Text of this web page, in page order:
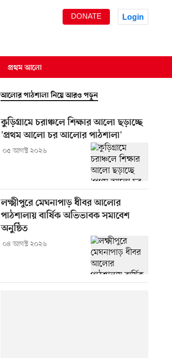
DONATE Login
প্রথম আলো
আলোর পাঠশালা নিয়ে আরও পড়ুন
কুড়িগ্রামে চরাঞ্চলে শিক্ষার আলো ছড়াচ্ছে
'প্রথম আলো চর আলোর পাঠশালা'
০৫ আগস্ট ২০২৬
লক্ষ্মীপুরে মেঘনাপাড় ধীবর আলোর
পাঠশালায় বার্ষিক অভিভাবক সমাবেশ
অনুষ্ঠিত
০৪ আগস্ট ২০২৬